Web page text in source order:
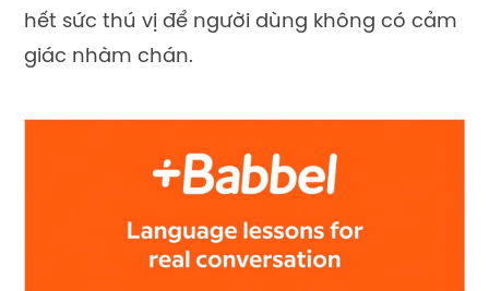
hết sức thú vị để người dùng không có cảm
giác nhàm chán.